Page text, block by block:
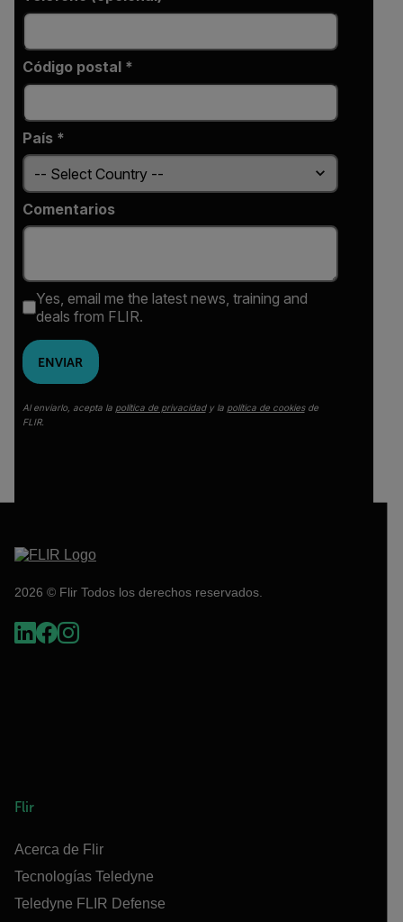
Código postal *
País *
Comentarios
Yes, email me the latest news, training and
deals from FLIR.
ENVIAR
Al enviarlo, acepta la política de privacidady la política de cookiesde
FLIR.
2026 © Flir Todos los derechos reservados.
Flir
Acerca de Flir
Tecnologías Teledyne
Teledyne FLIR Defense